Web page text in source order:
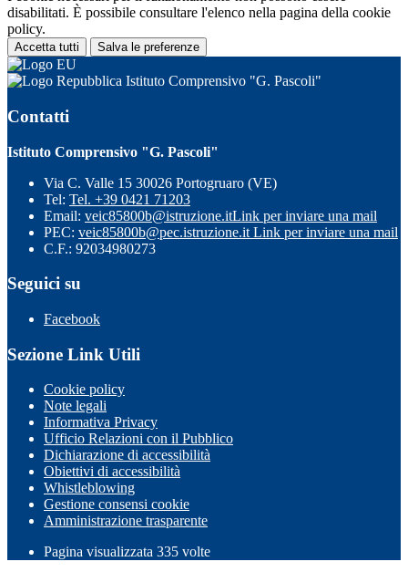
disabilitati. È possibile consultare l'elenco nella pagina della cookie
policy.
Accetta tutti Salva le preferenze
Istituto Comprensivo "G. Pascoli"
Contatti
Istituto Comprensivo "G. Pascoli"
Via C. Valle 15 30026 Portogruaro (VE)
Tel: Tel. +39 0421 71203
Email: veic85800b@istruzione.itLink per inviare una mail
PEC: veic85800b@pec.istruzione.it Link per inviare una mail
C.F.: 92034980273
Seguici su
Facebook
Sezione Link Utili
Cookie policy
Note legali
Informativa Privacy
Ufficio Relazioni con il Pubblico
Dichiarazione di accessibilità
Obiettivi di accessibilità
Whistleblowing
Gestione consensi cookie
Amministrazione trasparente
Pagina visualizzata 335 volte